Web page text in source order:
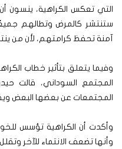
التي تعكس الكراهية، ينسون
ستنتشر كالمرض وتطالهم
آمنة تحفظ كرامتهم، لأن من
وفيما يتعلق بتأثير خطاب
المجتمع السوداني، قالت
المجتمعات عن بعضها البعض
وأكدت أن الكراهية تؤسس
وأنها تضعف الانتماء للآخر